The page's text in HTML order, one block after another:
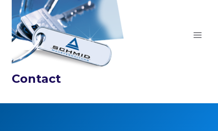
springen
Contact